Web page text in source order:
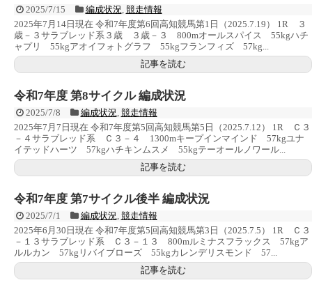
2025/7/15 編成状況 競走情報
2025年7月14日現在 令和7年度第6回高知競馬第1日（2025.7.19） 1R ３
歳－３サラブレッド系３歳 ３歳－３ 800mオールスパイス 55kgハチ
ャプリ 55kgアオイフォトグラフ 55kgフランフィズ 57kg...
記事を読む
令和7年度 第8サイクル 編成状況
2025/7/8 編成状況 競走情報
2025年7月7日現在 令和7年度第5回高知競馬第5日（2025.7.12） 1R Ｃ３
－４サラブレッド系 Ｃ３－４ 1300mキープインマインド 57kgユナ
イテッドハーツ 57kgハチキンムスメ 55kgテーオールノワール...
記事を読む
令和7年度 第7サイクル後半 編成状況
2025/7/1 編成状況 競走情報
2025年6月30日現在 令和7年度第5回高知競馬第3日（2025.7.5） 1R Ｃ３
－１３サラブレッド系 Ｃ３－１３ 800mルミナスフラックス 57kgア
ルルカン 57kgリバイブローズ 55kgカレンデリスモンド 57...
記事を読む